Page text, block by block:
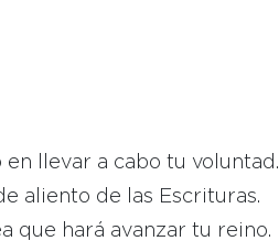
llevar a cabo tu voluntad.
aliento de las Escrituras.
que hará avanzar tu reino.